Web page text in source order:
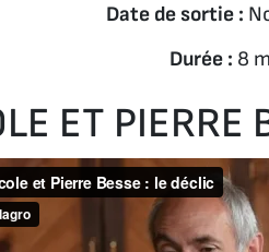
Date de sortie :
Durée : 8
ET PIERRE